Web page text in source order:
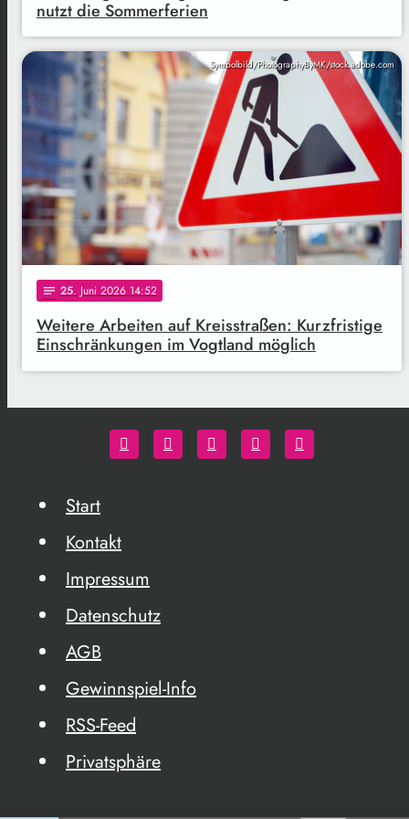
nutzt die Sommerferien
Symbolbild/PhotographyByMK/stock.adobe.com
notes 25. Juni 2026 14:52
Weitere Arbeiten auf Kreisstraßen: Kurzfristige
Einschränkungen im Vogtland möglich
Start
Kontakt
Impressum
Datenschutz
AGB
Gewinnspiel-Info
RSS-Feed
Privatsphäre